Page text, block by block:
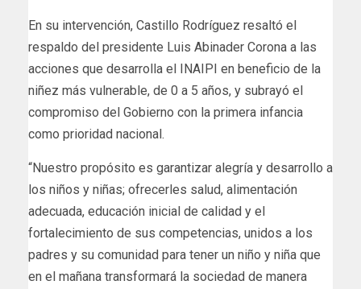
En su intervención, Castillo Rodríguez resaltó el
respaldo del presidente Luis Abinader Corona a las
acciones que desarrolla el INAIPI en beneficio de la
niñez más vulnerable, de 0 a 5 años, y subrayó el
compromiso del Gobierno con la primera infancia
como prioridad nacional.
“Nuestro propósito es garantizar alegría y desarrollo a
los niños y niñas; ofrecerles salud, alimentación
adecuada, educación inicial de calidad y el
fortalecimiento de sus competencias, unidos a los
padres y su comunidad para tener un niño y niña que
en el mañana transformará la sociedad de manera